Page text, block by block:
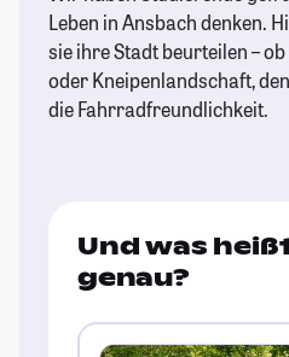
Leben in Ansbach denken.
sie ihre Stadt beurteilen –
oder Kneipenlandschaft,
die Fahrradfreundlichkeit.
Und was
genau?